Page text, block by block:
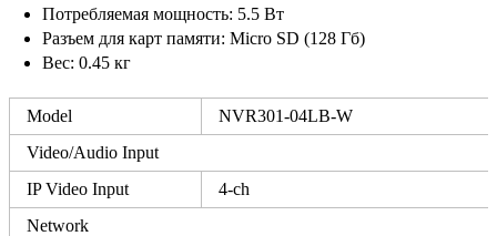
Потребляемая мощность: 5.5 Вт
Разъем для карт памяти: Micro SD (128 Гб)
Вес: 0.45 кг
Model
NVR301-04LB-W
Video/Audio Input
IP Video Input
4-ch
Network